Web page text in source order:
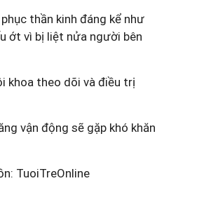
thần kinh đáng kể như
ớt vì bị liệt nửa người bên
khoa theo dõi và điều trị
vận động sẽ gặp khó khăn